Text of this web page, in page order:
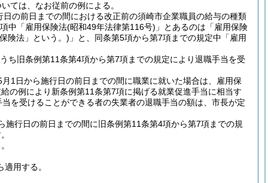
ては、なお従前の例による。
の前日までの間における改正前の須崎市企業職員の給与の種類
中「雇用保険法(昭和49年法律第116号) 」とあるのは「雇用保険
険法」という。) 」と、同条第5項から第7項までの規定中「雇用
ち旧条例第11条第4項から第7項までの規定により退職手当を受
1日から施行日の前日までの間に職業に就いた場合は、雇用保
の例により新条例第11条第7項に掲げる就業促進手当に相当す
を受けることができる者の失業者の退職手当の額は、市長が定
行日の前日までの間に旧条例第11条第4項から第7項までの規
用する。